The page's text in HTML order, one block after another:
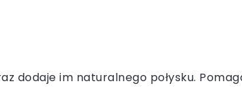
dodaje im naturalnego połysku.